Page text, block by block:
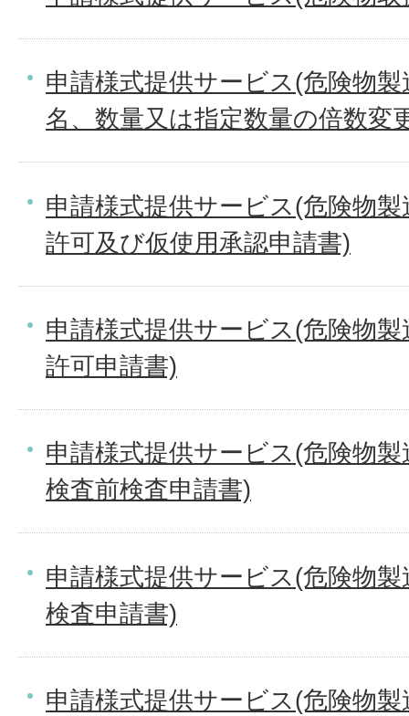
申請様式提供サービス(危険物
名、数量又は指定数量の倍数変
申請様式提供サービス(危険物
許可及び仮使用承認申請書)
申請様式提供サービス(危険物
許可申請書)
申請様式提供サービス(危険物
検査前検査申請書)
申請様式提供サービス(危険物
検査申請書)
申請様式提供サービス(危険物